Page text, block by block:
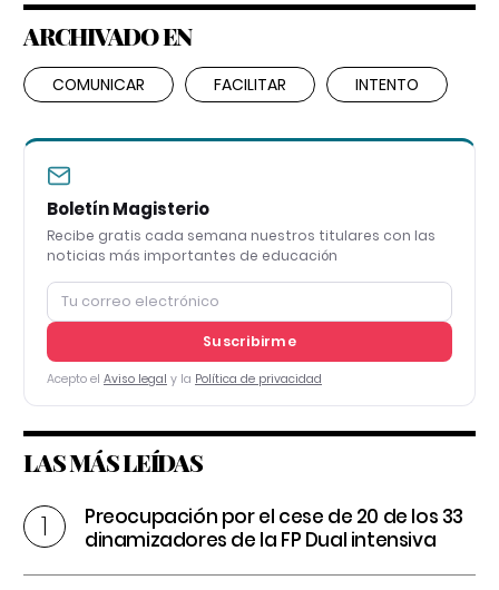
ARCHIVADO EN
COMUNICAR FACILITAR INTENTO
Boletín Magisterio
Recibe gratis cada semana nuestros titulares con las
noticias más importantes de educación
Suscribirme
Acepto el Aviso legal y la Política de privacidad
LAS MÁS LEÍDAS
Preocupación por el cese de 20 de los 33
dinamizadores de la FP Dual intensiva